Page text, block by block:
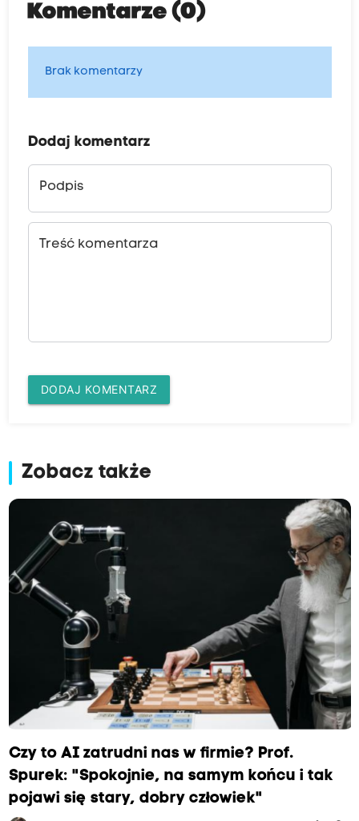
Komentarze (0)
Brak komentarzy
Dodaj komentarz
Podpis
Treść komentarza
DODAJ KOMENTARZ
Zobacz także
Czy to AI zatrudni nas w firmie? Prof.
Spurek: "Spokojnie, na samym końcu i tak
pojawi się stary, dobry człowiek"